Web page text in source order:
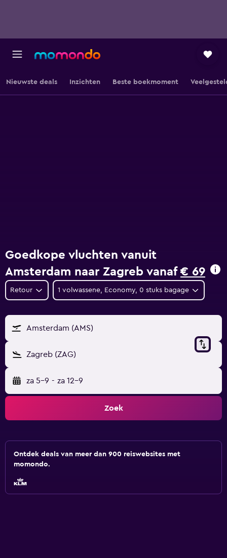
Nieuwste deals Inzichten Beste boekmoment
Goedkope vluchten vanuit
Amsterdam naar Zagreb vanaf € 69
Retour 1 volwassene, Economy, 0 stuks bagage
Amsterdam (AMS)
Zagreb (ZAG)
za 5-9 - za 12-9
Zoek
Ontdek deals van meer dan 900 reiswebsites met
momondo.